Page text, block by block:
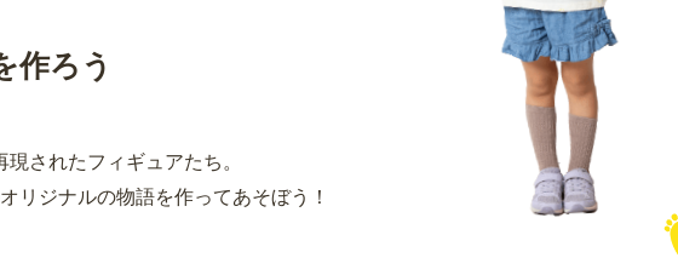
作ろう
されたフィギュアたち。
リジナルの物語を作ってあそぼう！